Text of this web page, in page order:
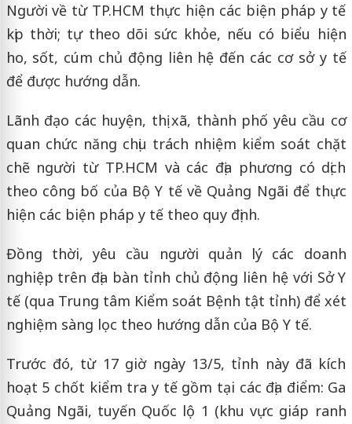
Người về từ TP.HCM thực hiện các biện pháp y tế
kịp thời; tự theo dõi sức khỏe, nếu có biểu hiện
ho, sốt, cúm chủ động liên hệ đến các cơ sở y tế
để được hướng dẫn.
Lãnh đạo các huyện, thị xã, thành phố yêu cầu cơ
quan chức năng chịu trách nhiệm kiểm soát chặt
chẽ người từ TP.HCM và các địa phương có dịch
theo công bố của Bộ Y tế về Quảng Ngãi để thực
hiện các biện pháp y tế theo quy định.
Đồng thời, yêu cầu người quản lý các doanh
nghiệp trên địa bàn tỉnh chủ động liên hệ với Sở Y
tế (qua Trung tâm Kiểm soát Bệnh tật tỉnh) để xét
nghiệm sàng lọc theo hướng dẫn của Bộ Y tế.
Trước đó, từ 17 giờ ngày 13/5, tỉnh này đã kích
hoạt 5 chốt kiểm tra y tế gồm tại các địa điểm: Ga
Quảng Ngãi, tuyến Quốc lộ 1 (khu vực giáp ranh